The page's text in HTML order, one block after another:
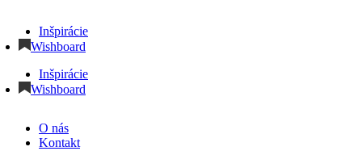
Inšpirácie
Wishboard
Inšpirácie
Wishboard
O nás
Kontakt